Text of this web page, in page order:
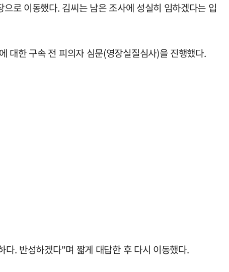
로 이동했다. 김씨는 남은 조사에 성실히 임하겠다는 입
대한 구속 전 피의자 심문(영장실질심사)을 진행했다.
. 반성하겠다"며 짧게 대답한 후 다시 이동했다.